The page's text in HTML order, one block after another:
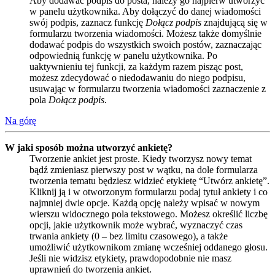
w panelu użytkownika. Aby dołączyć do danej wiadomości
swój podpis, zaznacz funkcję Dołącz podpis znajdującą się w
formularzu tworzenia wiadomości. Możesz także domyślnie
dodawać podpis do wszystkich swoich postów, zaznaczając
odpowiednią funkcję w panelu użytkownika. Po
uaktywnieniu tej funkcji, za każdym razem pisząc post,
możesz zdecydować o niedodawaniu do niego podpisu,
usuwając w formularzu tworzenia wiadomości zaznaczenie z
pola Dołącz podpis.
Na górę
W jaki sposób można utworzyć ankietę?
Tworzenie ankiet jest proste. Kiedy tworzysz nowy temat
bądź zmieniasz pierwszy post w wątku, na dole formularza
tworzenia tematu będziesz widzieć etykietę “Utwórz ankietę”.
Kliknij ją i w otworzonym formularzu podaj tytuł ankiety i co
najmniej dwie opcje. Każdą opcję należy wpisać w nowym
wierszu widocznego pola tekstowego. Możesz określić liczbę
opcji, jakie użytkownik może wybrać, wyznaczyć czas
trwania ankiety (0 – bez limitu czasowego), a także
umożliwić użytkownikom zmianę wcześniej oddanego głosu.
Jeśli nie widzisz etykiety, prawdopodobnie nie masz
uprawnień do tworzenia ankiet.